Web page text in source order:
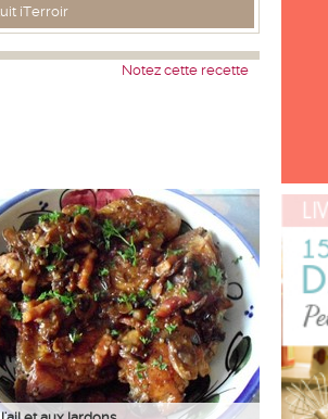
iTerroir
Notez cette recette